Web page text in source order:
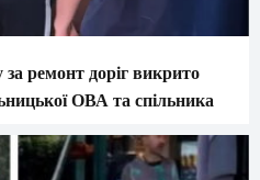
ремонт доріг викрито
ОВА та спільника